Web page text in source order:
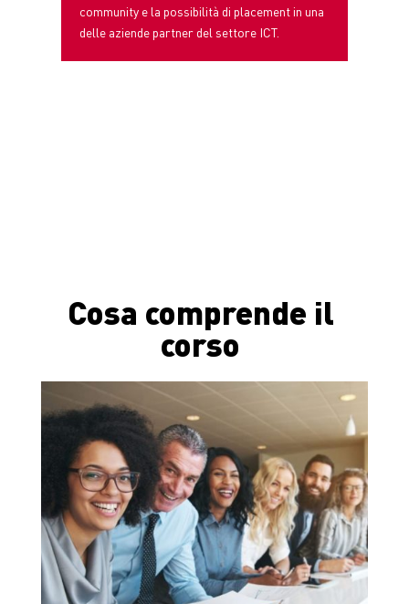
community e la possibilità di placement in una
delle aziende partner del settore ICT.
Cosa comprende il
corso